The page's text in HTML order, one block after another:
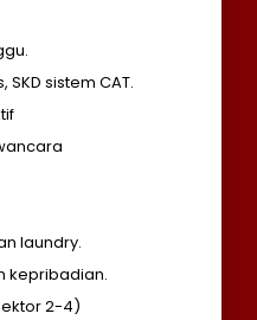
sistem CAT.
laundry.
kepribadian.
2-4)